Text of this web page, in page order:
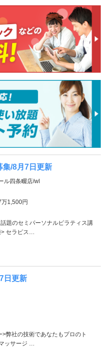
集/8月7日更新
ル四条畷店/wl
1,500円
題のセミパーソナルピラティス講
セラピス…
日更新
>弊社の技術であなたもプロのト
ッサージ …